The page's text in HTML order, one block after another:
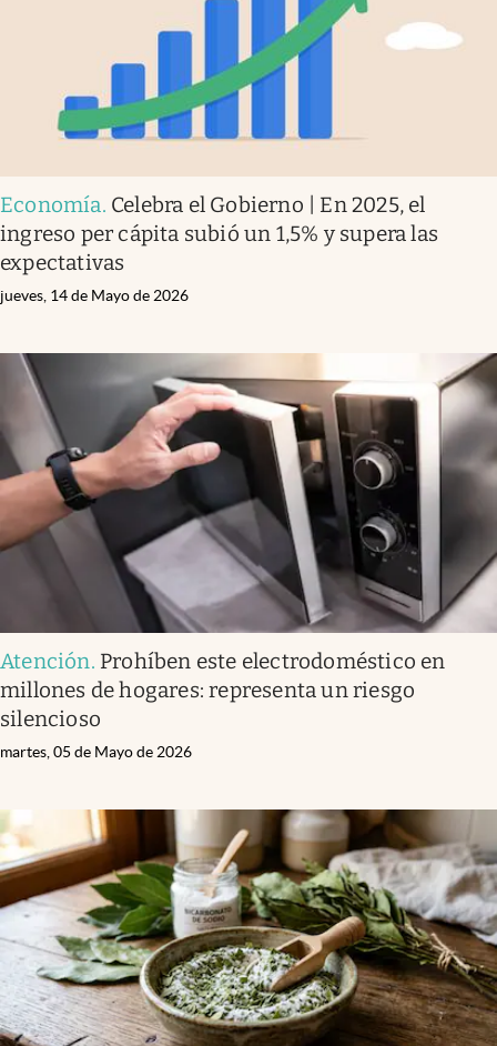
Economía. Celebra el Gobierno | En 2025, el
ingreso per cápita subió un 1,5% y supera las
expectativas
jueves, 14 de Mayo de 2026
Atención. Prohíben este electrodoméstico en
millones de hogares: representa un riesgo
silencioso
martes, 05 de Mayo de 2026